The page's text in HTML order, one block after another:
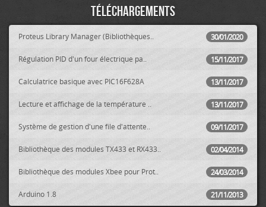
Téléchargements
30/01/2020
Proteus Library Manager (Bibliothèques..
15/11/2017
Régulation PID d'un four électrique pa..
13/11/2017
Calculatrice basique avec PIC16F628A
13/11/2017
Lecture et affichage de la température ..
09/11/2017
Système de gestion d'une file d'attente..
02/04/2014
Bibliothèque des modules TX433 et RX433..
24/03/2014
Bibliothèque des modules Xbee pour Prot..
21/11/2013
Arduino 1.8